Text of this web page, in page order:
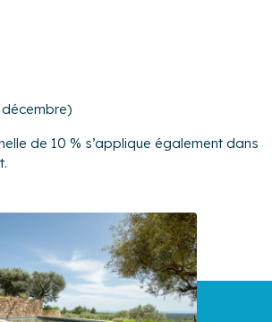
décembre)
de 10 % s’applique également dans